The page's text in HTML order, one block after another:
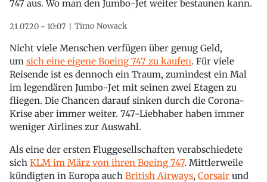
747 aus. Wo man den Jumbo-Jet weiter bestaunen kann.
21.07.20 - 10:07 Timo Nowack
Nicht viele Menschen verfügen über genug Geld,
um sich eine eigene Boeing 747 zu kaufen. Für viele
Reisende ist es dennoch ein Traum, zumindest ein Mal
im legendären Jumbo-Jet mit seinen zwei Etagen zu
fliegen. Die Chancen darauf sinken durch die Corona-
Krise aber immer weiter. 747-Liebhaber haben immer
weniger Airlines zur Auswahl.
Als eine der ersten Fluggesellschaften verabschiedete
sich KLM im März von ihren Boeing 747. Mittlerweile
kündigten in Europa auch British Airways, Corsair und